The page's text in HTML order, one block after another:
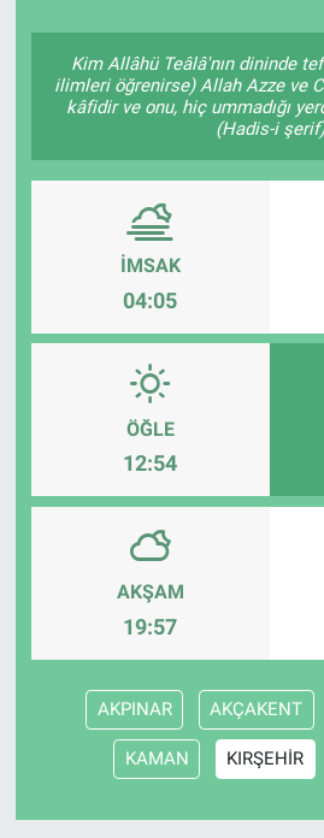
Kim Allâhü Teâlâ'nın dininde
ilimleri öğrenirse) Allah Azze ve
kâfidir ve onu, hiç ummadığı
(Hadis-i şerif)
İMSAK
04:05
ÖĞLE
12:54
AKŞAM
19:57
AKPINAR AKÇAKENT
KAMAN KIRŞEHİR